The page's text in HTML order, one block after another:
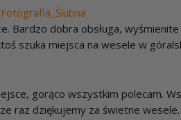
Bardzo dobra obsługa,
szuka miejsca na wesele w
gorąco wszystkim polecam.
raz dziękujemy za świetne wesele.